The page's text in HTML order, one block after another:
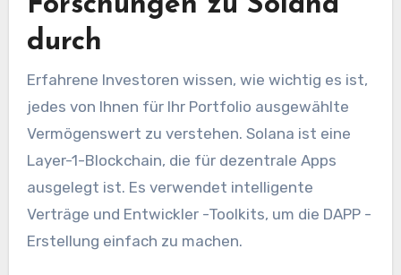
durch
Erfahrene Investoren wissen, wie wichtig es ist,
jedes von Ihnen für Ihr Portfolio ausgewählte
Vermögenswert zu verstehen. Solana ist eine
Layer-1-Blockchain, die für dezentrale Apps
ausgelegt ist. Es verwendet intelligente
Verträge und Entwickler -Toolkits, um die DAPP -
Erstellung einfach zu machen.